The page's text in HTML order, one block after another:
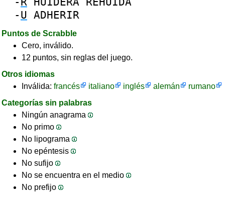
- U ADHERIR
Puntos de Scrabble
Cero, inválido.
12 puntos, sin reglas del juego.
Otros idiomas
Inválida: francés italiano inglés alemán
rumano
Categorías sin palabras
Ningún anagrama
No primo
No lipograma
No epéntesis
No sufijo
No se encuentra en el medio
No prefijo